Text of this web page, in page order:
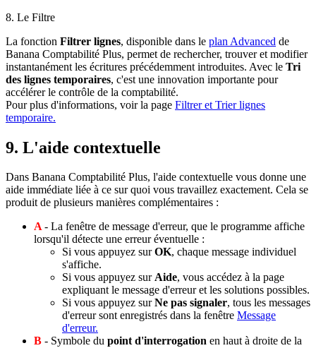
8. Le Filtre
La fonction Filtrer lignes, disponible dans le plan Advanced de
Banana Comptabilité Plus, permet de rechercher, trouver et modifier
instantanément les écritures précédemment introduites. Avec le Tri
des lignes temporaires, c'est une innovation importante pour
accélérer le contrôle de la comptabilité.
Pour plus d'informations, voir la page Filtrer et Trier lignes
temporaire.
9. L'aide contextuelle
Dans Banana Comptabilité Plus, l'aide contextuelle vous donne une
aide immédiate liée à ce sur quoi vous travaillez exactement. Cela se
produit de plusieurs manières complémentaires :
A- La fenêtre de message d'erreur, que le programme affiche
lorsqu'il détecte une erreur éventuelle :
Si vous appuyez surOK, chaque message individuel
s'affiche.
Si vous appuyez surAide, vous accédez à la page
expliquant le message d'erreur et les solutions possibles.
Si vous appuyez surNe pas signaler, tous les messages
d'erreur sont enregistrés dans la fenêtre Message
d'erreur.
B - Symbole du point d'interrogation en haut à droite de la